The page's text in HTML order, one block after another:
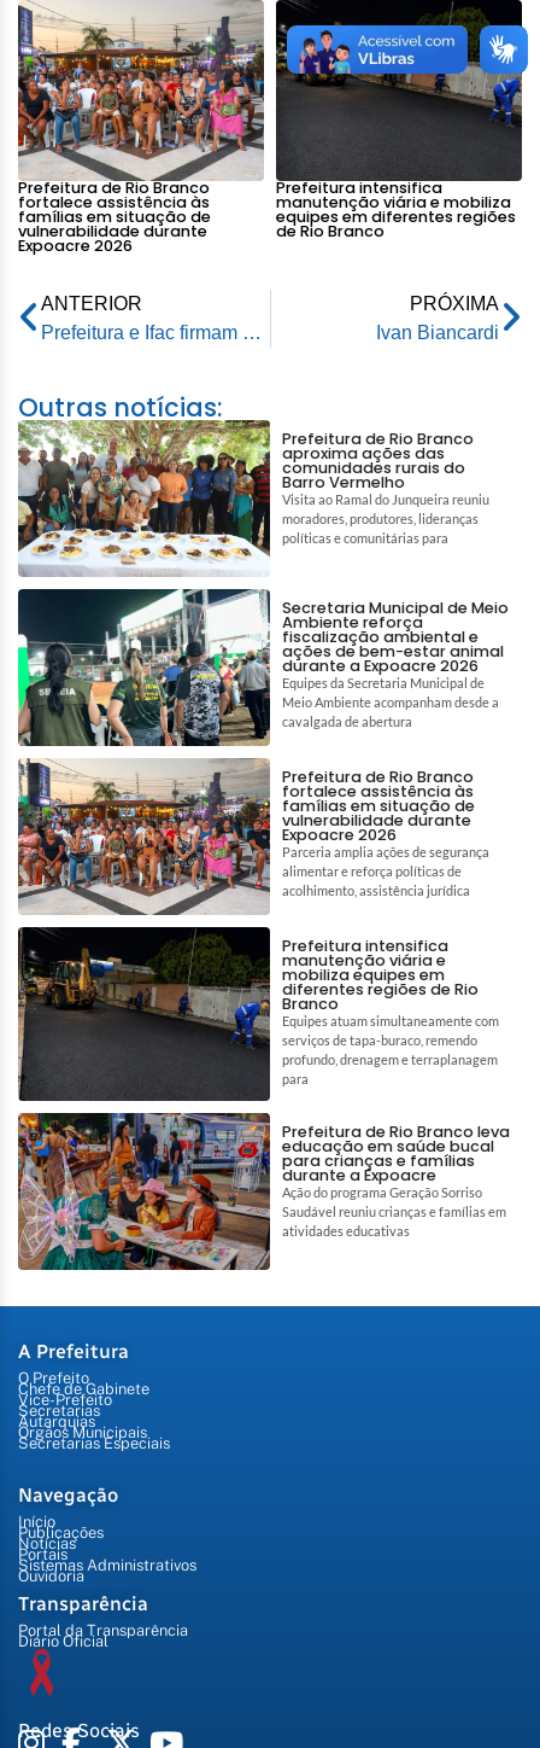
Prefeitura de Rio Branco
fortalece assistência às
famílias em situação de
vulnerabilidade durante
Expoacre 2026
Prefeitura intensifica
manutenção viária e mobiliza
equipes em diferentes regiões
de Rio Branco
ANTERIOR
Prefeitura e Ifac firmam cooperação para o Programa 1.001 Dignidades
PRÓXIMA
Ivan Biancardi
Outras notícias:
Prefeitura de Rio Branco
aproxima ações das
comunidades rurais do
Barro Vermelho
Visita ao Ramal do Junqueira reuniu
moradores, produtores, lideranças
políticas e comunitárias para
Secretaria Municipal de Meio
Ambiente reforça
fiscalização ambiental e
ações de bem-estar animal
durante a Expoacre 2026
Equipes da Secretaria Municipal de
Meio Ambiente acompanham desde a
cavalgada de abertura
Prefeitura de Rio Branco
fortalece assistência às
famílias em situação de
vulnerabilidade durante
Expoacre 2026
Parceria amplia ações de segurança
alimentar e reforça políticas de
acolhimento, assistência jurídica
Prefeitura intensifica
manutenção viária e
mobiliza equipes em
diferentes regiões de Rio
Branco
Equipes atuam simultaneamente com
serviços de tapa-buraco, remendo
profundo, drenagem e terraplanagem
para
Prefeitura de Rio Branco leva
educação em saúde bucal
para crianças e famílias
durante a Expoacre
Ação do programa Geração Sorriso
Saudável reuniu crianças e famílias em
atividades educativas
A Prefeitura
O Prefeito
Chefe de Gabinete
Vice-Prefeito
Secretarias
Autarquias
Órgãos Municipais
Secretarias Especiais
Navegação
Início
Publicações
Notícias
Portais
Sistemas Administrativos
Ouvidoria
Transparência
Portal da Transparência
Diário Oficial
Redes Sociais